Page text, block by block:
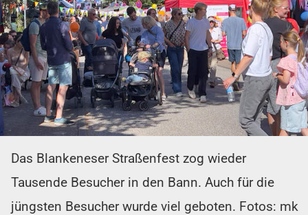
Das Blankeneser Straßenfest zog wieder
Tausende Besucher in den Bann. Auch für die
jüngsten Besucher wurde viel geboten. Fotos: mk